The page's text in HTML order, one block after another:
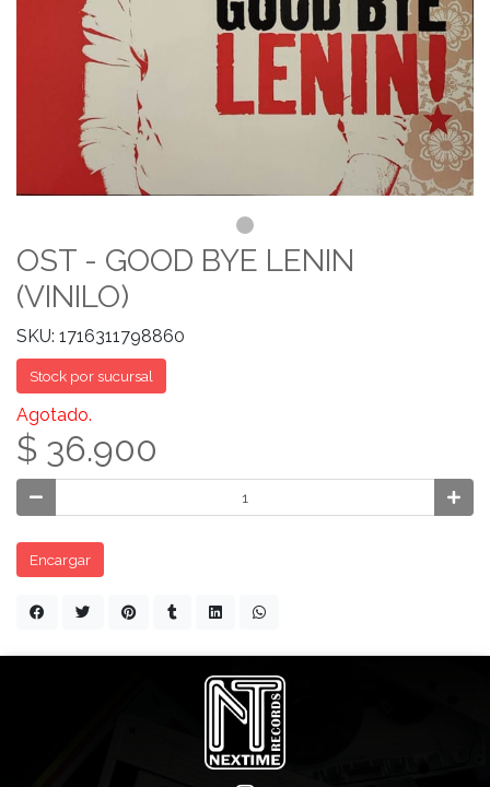
OST - GOOD BYE LENIN
(VINILO)
SKU: 1716311798860
Stock por sucursal
Agotado.
$ 36.900
Encargar